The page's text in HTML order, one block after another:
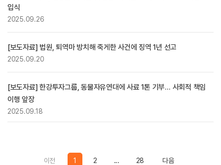
입식
2025.09.26
[보도자료] 법원, 퇴역마 방치해 죽게한 사건에 징역 1년 선고
2025.09.20
[보도자료] 한강투자그룹, 동물자유연대에 사료 1톤 기부… 사회적 책임
이행 앞장
2025.09.18
이전 Previous
1 2 ... 28 다음Previous